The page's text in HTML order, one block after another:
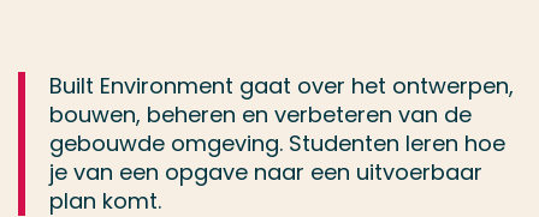
Built Environment gaat over het ontwerpen,
bouwen, beheren en verbeteren van de
gebouwde omgeving. Studenten leren hoe
je van een opgave naar een uitvoerbaar
plan komt.